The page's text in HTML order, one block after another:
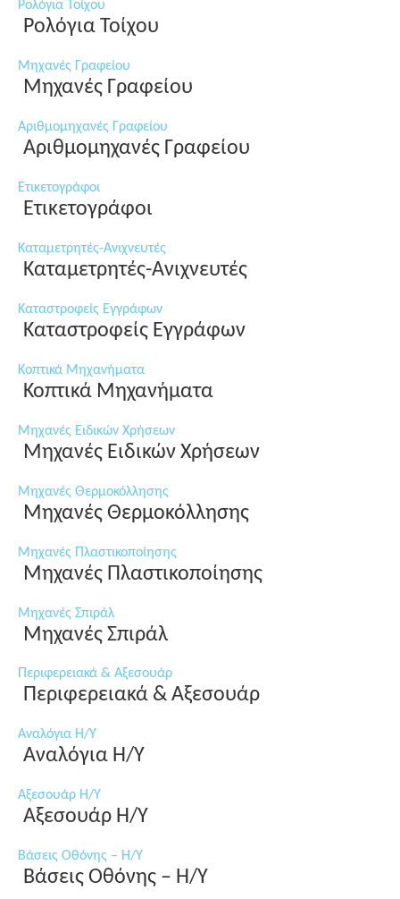
Ρολόγια Τοίχου
Ρολόγια Τοίχου
Μηχανές Γραφείου
Μηχανές Γραφείου
Αριθμομηχανές Γραφείου
Αριθμομηχανές Γραφείου
Ετικετογράφοι
Ετικετογράφοι
Καταμετρητές-Ανιχνευτές
Καταμετρητές-Ανιχνευτές
Καταστροφείς Εγγράφων
Καταστροφείς Εγγράφων
Κοπτικά Μηχανήματα
Κοπτικά Μηχανήματα
Μηχανές Ειδικών Χρήσεων
Μηχανές Ειδικών Χρήσεων
Μηχανές Θερμοκόλλησης
Μηχανές Θερμοκόλλησης
Μηχανές Πλαστικοποίησης
Μηχανές Πλαστικοποίησης
Μηχανές Σπιράλ
Μηχανές Σπιράλ
Περιφερειακά & Αξεσουάρ
Περιφερειακά & Αξεσουάρ
Αναλόγια Η/Υ
Αναλόγια Η/Υ
Αξεσουάρ Η/Υ
Αξεσουάρ Η/Υ
Βάσεις Οθόνης – Η/Υ
Βάσεις Οθόνης – Η/Υ